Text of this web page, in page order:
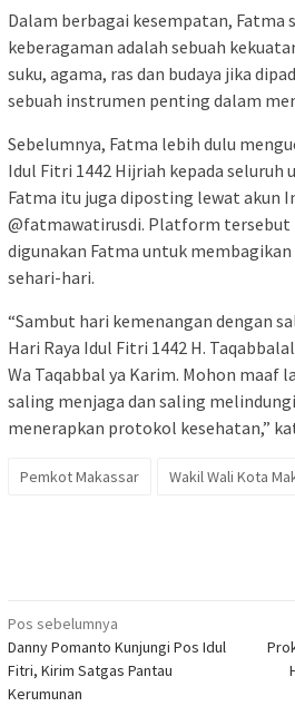
Dalam berbagai kesempatan, Fatma
keberagaman adalah sebuah
suku, agama, ras dan budaya jika
sebuah instrumen penting dalam
Sebelumnya, Fatma lebih dulu
Idul Fitri 1442 Hijriah kepada seluruh
Fatma itu juga diposting lewat akun
@fatmawatirusdi. Platform tersebut
digunakan Fatma untuk
sehari-hari.
“Sambut hari kemenangan dengan
Hari Raya Idul Fitri 1442 H.
Wa Taqabbal ya Karim. Mohon maaf
saling menjaga dan saling
menerapkan protokol kesehatan,”
Pemkot Makassar Wakil Wali Kota
Navigasi
pos
Pos sebelumnya
Danny Pomanto Kunjungi Pos Idul
Fitri, Kirim Satgas Pantau
Kerumunan